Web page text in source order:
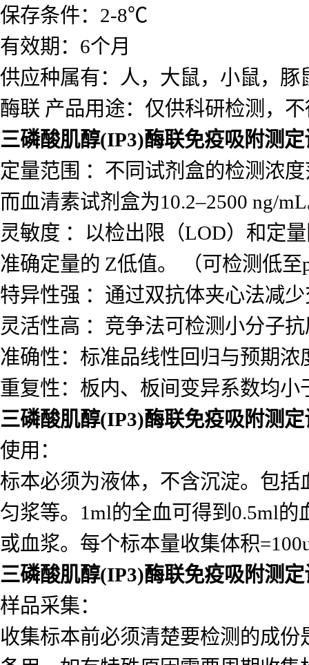
保存条件：2-8℃
有效期：6个月
供应种属有：人，大鼠，小鼠，
酶联 产品用途：仅供科研检测，
三磷酸肌醇(IP3)酶联免疫吸附测
定量范围 ：不同试剂盒的检测浓
而血清素试剂盒为10.2–2500 ng/
灵敏度 ：以检出限（LOD）和定
准确定量的 Z低值。 （可检测低
特异性强 ：通过双抗体夹心法减
灵活性高 ：竞争法可检测小分子
准确性：标准品线性回归与预期浓
重复性：板内、板间变异系数均小
三磷酸肌醇(IP3)酶联免疫吸附测
使用：
标本必须为液体，不含沉淀。包
匀浆等。1ml的全血可得到0.5ml的
或血浆。每个标本量收集体积
三磷酸肌醇(IP3)酶联免疫吸附测
样品采集：
收集标本前必须清楚要检测的成